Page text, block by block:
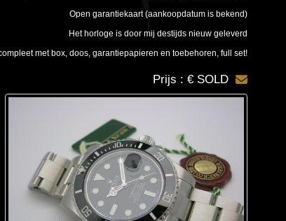
Open garantiekaart (aankoopdatum is bekend)
Het horloge is door mij destijds nieuw geleverd
met box, doos, garantiepapieren en toebehoren, full set!
Prijs : € SOLD